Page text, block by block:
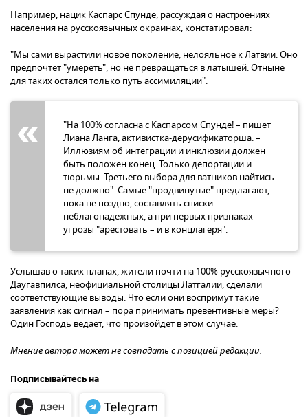
Например, нацик Каспарс Спунде, рассуждая о настроениях
населения на русскоязычных окраинах, констатировал:
"Мы сами вырастили новое поколение, нелояльное к Латвии. Оно
предпочтет "умереть", но не превращаться в латышей. Отныне
для таких остался только путь ассимиляции".
"На 100% согласна с Каспарсом Спунде! – пишет
Лиана Ланга, активистка-дерусификаторша. –
Иллюзиям об интеграции и инклюзии должен
быть положен конец. Только депортации и
тюрьмы. Третьего выбора для ватников найтись
не должно". Самые "продвинутые" предлагают,
пока не поздно, составлять списки
неблагонадежных, а при первых признаках
угрозы "арестовать – и в концлагеря".
Услышав о таких планах, жители почти на 100% русскоязычного
Даугавпилса, неофициальной столицы Латгалии, сделали
соответствующие выводы. Что если они воспримут такие
заявления как сигнал – пора принимать превентивные меры?
Один Господь ведает, что произойдет в этом случае.
Мнение автора может не совпадать с позицией редакции.
Подписывайтесь на